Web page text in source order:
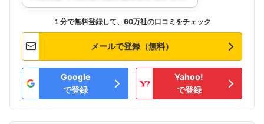
１分で無料登録して、60万社の口コミをチェック
メールで登録（無料）
Google
で登録
Yahoo!
で登録